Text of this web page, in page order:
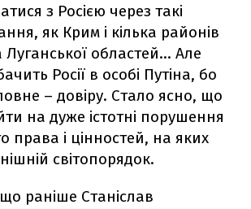
з Росією через такі
як Крим і кілька районів
Луганської областей... Але
Росії в особі Путіна, бо
– довіру. Стало ясно, що
на дуже істотні порушення
права і цінностей, на яких
світопорядок.
раніше Станіслав